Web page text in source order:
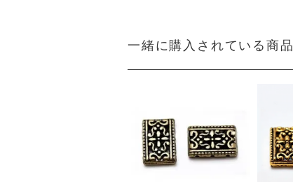
一緒に購入されている商品